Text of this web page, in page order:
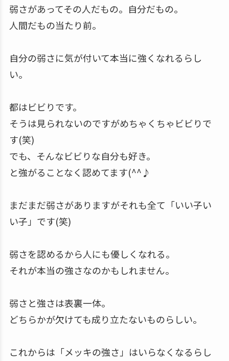
弱さがあってその人だもの。自分だもの。
人間だもの当たり前。
自分の弱さに気が付いて本当に強くなれるらし
い。
都はビビりです。
そうは見られないのですがめちゃくちゃビビりで
す(笑)
でも、そんなビビりな自分も好き。
と強がることなく認めてます(^^♪
まだまだ弱さがありますがそれも全て「いい子い
い子」です(笑)
弱さを認めるから人にも優しくなれる。
それが本当の強さなのかもしれません。
弱さと強さは表裏一体。
どちらかが欠けても成り立たないものらしい。
これからは「メッキの強さ」はいらなくなるらし